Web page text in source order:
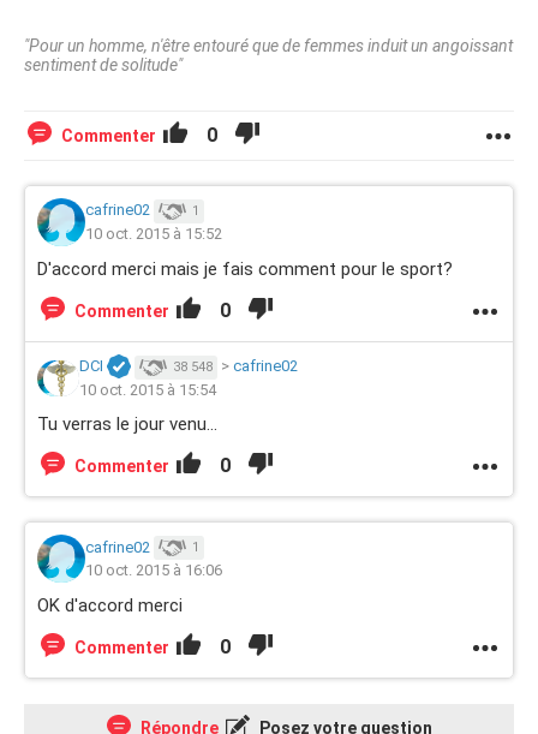
"Pour un homme, n'être entouré que de femmes induit un angoissant
sentiment de solitude"
Commenter 0
cafrine02 1
10 oct. 2015 à 15:52
D'accord merci mais je fais comment pour le sport?
Commenter 0
DCI 38 548 > cafrine02
10 oct. 2015 à 15:54
Tu verras le jour venu...
Commenter 0
cafrine02 1
10 oct. 2015 à 16:06
OK d'accord merci
Commenter 0
Répondre Posez votre question